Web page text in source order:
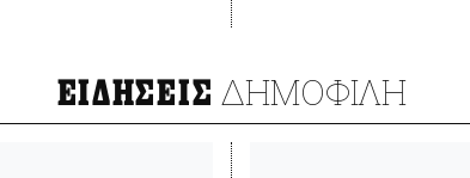
ΕΙΔΗΣΕΙΣ ΔΗΜΟΦΙΛΗ